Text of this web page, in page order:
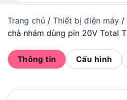
Trang chủ / Thiết bị điện máy /
chà nhám dùng pin 20V Total
Thông tin Cấu hình